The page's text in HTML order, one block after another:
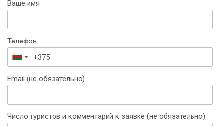
Ваше имя
Телефон
Беларусь
+375
Email (не обязательно)
Число туристов и комментарий к заявке (не обязательно)